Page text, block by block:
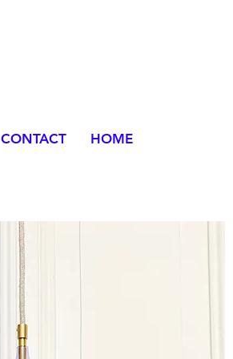
CONTACT HOME